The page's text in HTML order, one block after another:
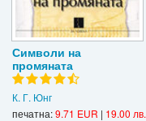
Символи на
промяната
К. Г. Юнг
печатна:9.71 EUR | 19.00 лв.